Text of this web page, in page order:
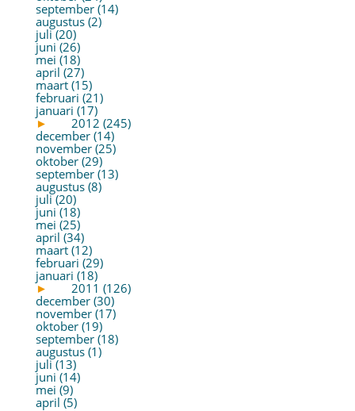
september (14)
augustus (2)
juli (20)
juni (26)
mei (18)
april (27)
maart (15)
februari (21)
januari (17)
►
2012 (245)
december (14)
november (25)
oktober (29)
september (13)
augustus (8)
juli (20)
juni (18)
mei (25)
april (34)
maart (12)
februari (29)
januari (18)
►
2011 (126)
december (30)
november (17)
oktober (19)
september (18)
augustus (1)
juli (13)
juni (14)
mei (9)
april (5)